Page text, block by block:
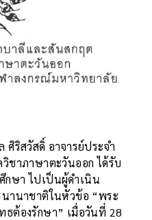
ริสวัสดิ์ อาจารย์ประจำ
ชาภาษาตะวันออก ได้รับ
กษา ไปเป็นผู้ดำเนิน
นานาชาติในหัวข้อ “พระ
ต้องรักษา” เมื่อวันที่ 28